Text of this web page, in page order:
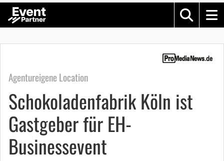
Agentureigene Location
Schokoladenfabrik Köln ist
Gastgeber für EH-
Businessevent